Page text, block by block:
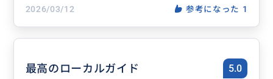
2026/03/12 参考になった 1
最高のローカルガイド 5.0